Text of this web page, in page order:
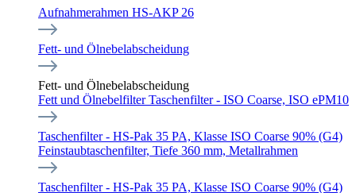
Aufnahmerahmen HS-AKP 26
Fett- und Ölnebelabscheidung
Fett- und Ölnebelabscheidung
Fett und Ölnebelfilter Taschenfilter - ISO Coarse, ISO ePM10
Taschenfilter - HS-Pak 35 PA, Klasse ISO Coarse 90% (G4)
Feinstaubtaschenfilter, Tiefe 360 mm, Metallrahmen
Taschenfilter - HS-Pak 35 PA, Klasse ISO Coarse 90% (G4)